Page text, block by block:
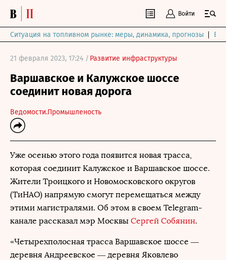
Войти
Ситуация на топливном рынке: меры, динамика, прогнозы
21 февраля 2023, 17:24 / Развитие инфраструктуры
Варшавское и Калужское шоссе
соединит новая дорога
Ведомости.Промышленость
Уже осенью этого года появится новая трасса,
которая соединит Калужское и Варшавское шоссе.
Жители Троицкого и Новомосковского округов
(ТиНАО) напрямую смогут перемещаться между
этими магистралями. Об этом в своем Telegram-
канале рассказал мэр Москвы Сергей Собянин.
«Четырехполосная трасса Варшавское шоссе —
деревня Андреевское — деревня Яковлево